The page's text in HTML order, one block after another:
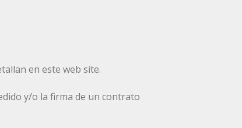
en este web site.
y/o la firma de un contrato